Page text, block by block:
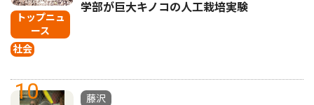
トップニュ
ース
社会
学部が巨大キノコの人工栽培実験
10
藤沢